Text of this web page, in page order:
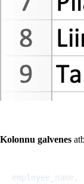
Kolonnu galvenes